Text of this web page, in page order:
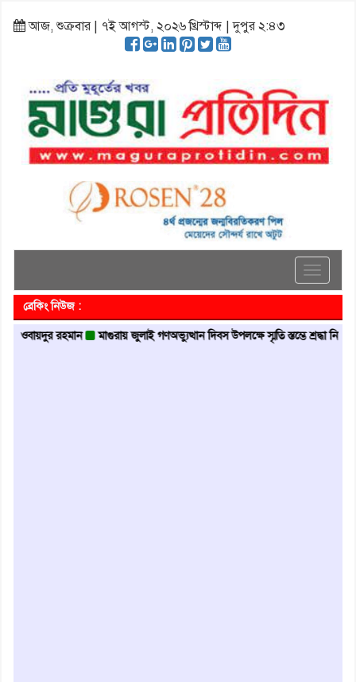
আজ, শুক্রবার | ৭ই আগস্ট, ২০২৬ খ্রিস্টাব্দ | দুপুর ২:৪৩
Toggle
ব্রেকিং নিউজ :
রহমান মাগুরায় জুলাই গণঅভ্যুত্থান দিবস উপলক্ষে স্মৃতি স্তম্ভে শ্রদ্ধা নিবেদন